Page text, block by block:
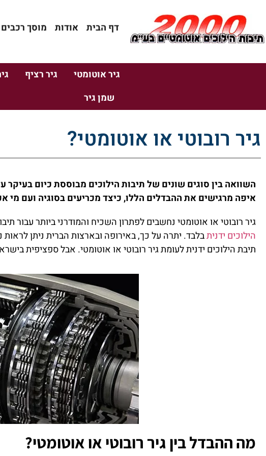
דף הבית אודות מוסך
גיר אוטומטי גיר רציף
שמן גיר
גיר רובוטי או אוטומטי?
השוואה בין סוגים שונים של תיבות הילוכים מבוססת כיום בעיקר
איפה מרגישים את ההבדלים הללו, כיצד מכריעים בסוגיה ועם מי
גיר רובוטי או אוטומטי נחשבים לפתרון השכיח והמודרני ביותר עבור
הילוכים ידניתבלבד. יתרה על כך, באירופה ובארצות הברית ניתן
תיבת הילוכים ידנית לעומת גיר רובוטי או אוטומטי. אבל ספציפית
מה ההבדל בין גיר רובוטי או אוטומטי?